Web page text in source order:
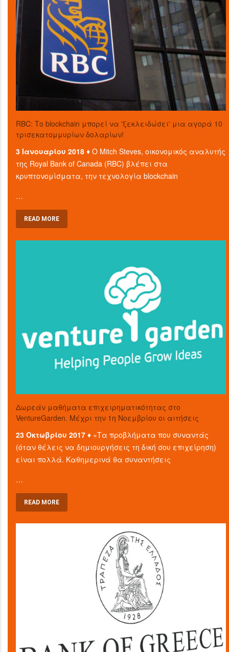
RBC: Το blockchain μπορεί να 'ξεκλειδώσει' μια αγορά 10
τρισεκατομμυρίων δολαρίων!
3 Ιανουαρίου 2018 ♦Ο Mitch Steves, οικονομικός αναλυτής
της Royal Bank of Canada (RBC) βλέπει στα
κρυπτονομίσματα, την τεχνολογία blockchain
…
READ MORE
Δωρεάν μαθήματα επιχειρηματικότητας στο
VentureGarden. Μέχρι την 1η Νοεμβρίου οι αιτήσεις
23 Οκτωβρίου 2017 ♦ «Τα προβλήματα που συναντάς
(όταν θέλεις να δημιουργήσεις τη δική σου επιχείρηση)
είναι πολλά. Καθημερινά θα συναντήσεις
…
READ MORE